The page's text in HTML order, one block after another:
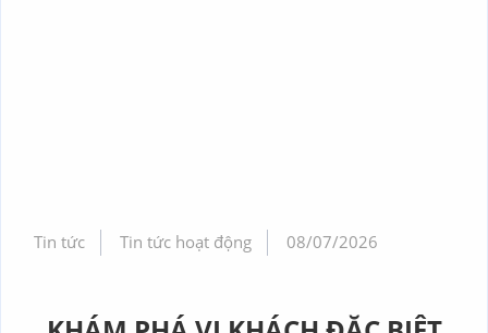
Tin tức Tin tức hoạt động 08/07/2026